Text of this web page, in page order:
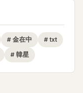
# 金在中 # txt
# 韓星